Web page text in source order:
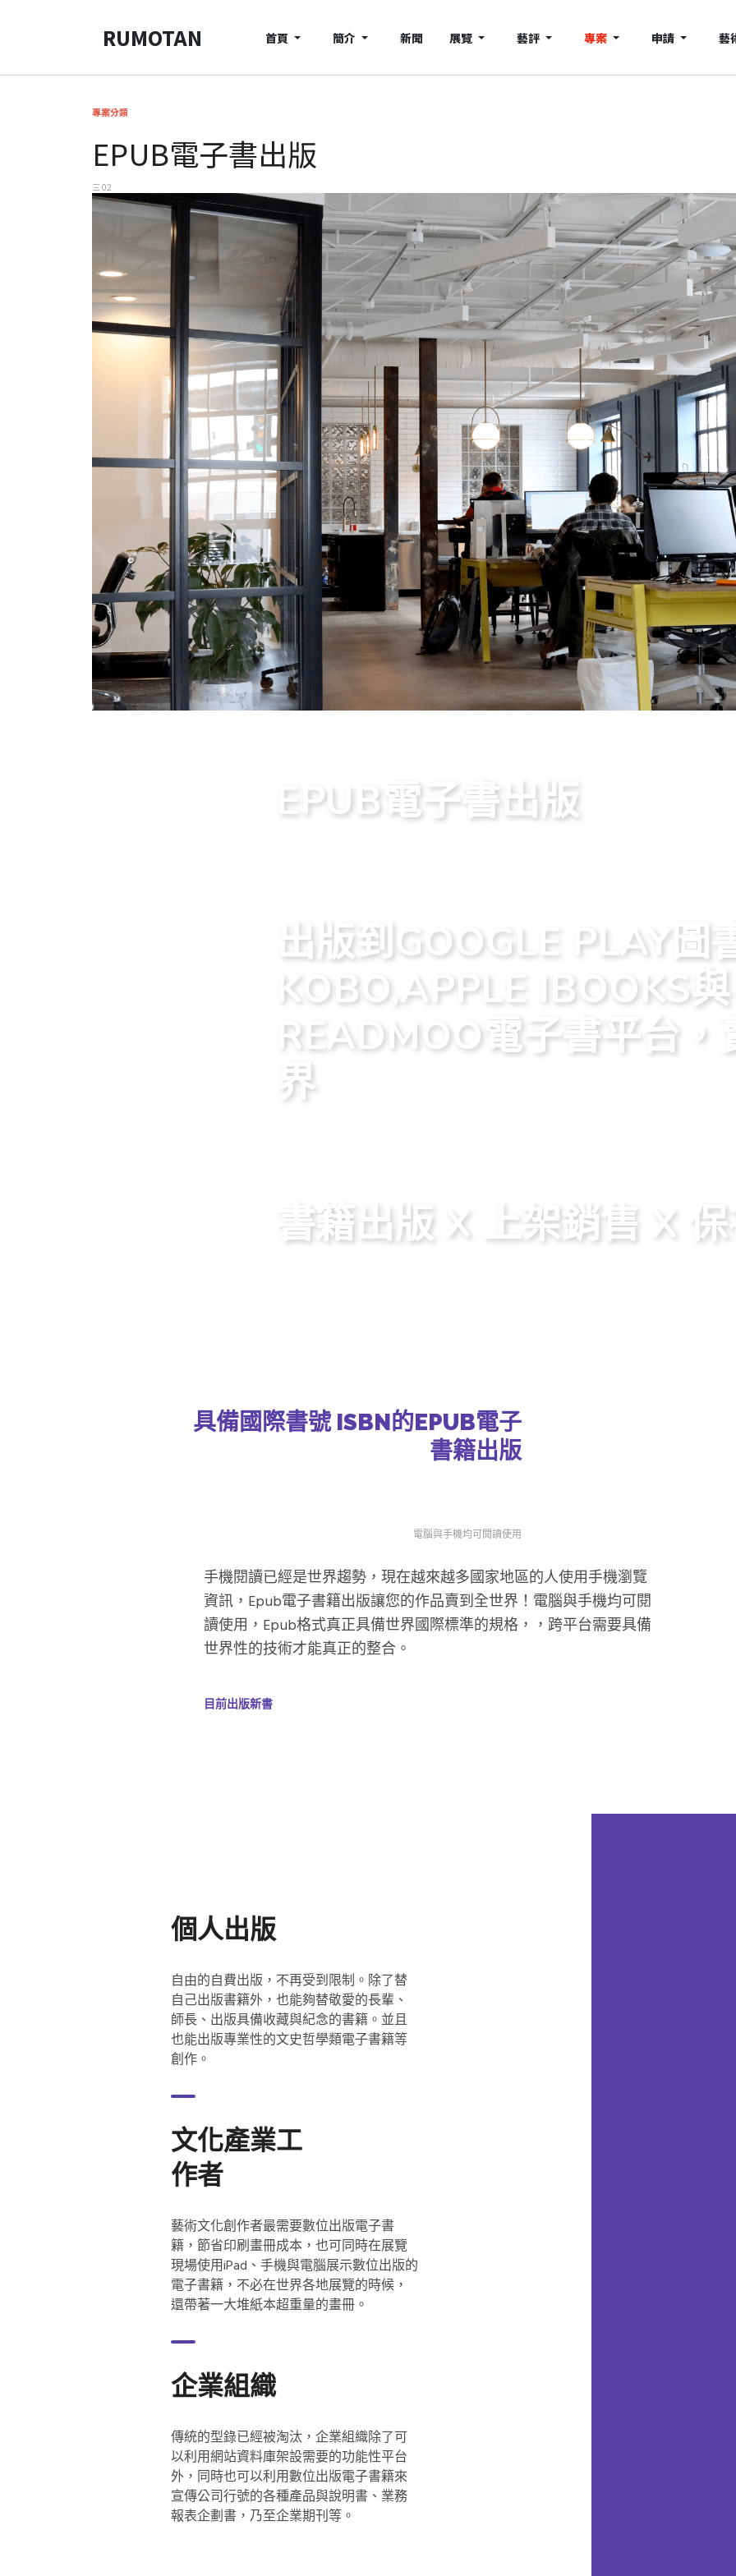
RUMOTAN 首頁 簡介 新聞 展覽 藝評 專案 申請 藝
專案分類
EPUB電子書出版
三 02
EPUB電子書出版
出版到GOOGLE PLAY圖
KOBO,APPLE IBOOKS與
READMOO電子書平台，
界
書籍出版 X 上架銷售 X
具備國際書號 ISBN的EPUB電子
書籍出版
電腦與手機均可閱讀使用
手機閱讀已經是世界趨勢，現在越來越多國家地區的人使用手機瀏覽
資訊，Epub電子書籍出版讓您的作品賣到全世界！電腦與手機均可閱
讀使用，Epub格式真正具備世界國際標準的規格，，跨平台需要具備
世界性的技術才能真正的整合。
目前出版新書
個人出版
自由的自費出版，不再受到限制。除了替
自己出版書籍外，也能夠替敬愛的長輩、
師長、出版具備收藏與紀念的書籍。並且
也能出版專業性的文史哲學類電子書籍等
創作。
文化產業工
作者
藝術文化創作者最需要數位出版電子書
籍，節省印刷畫冊成本，也可同時在展覽
現場使用iPad、手機與電腦展示數位出版的
電子書籍，不必在世界各地展覽的時候，
還帶著一大堆紙本超重量的畫冊。
企業組織
傳統的型錄已經被淘汰，企業組織除了可
以利用網站資料庫架設需要的功能性平台
外，同時也可以利用數位出版電子書籍來
宣傳公司行號的各種產品與說明書、業務
報表企劃書，乃至企業期刊等。